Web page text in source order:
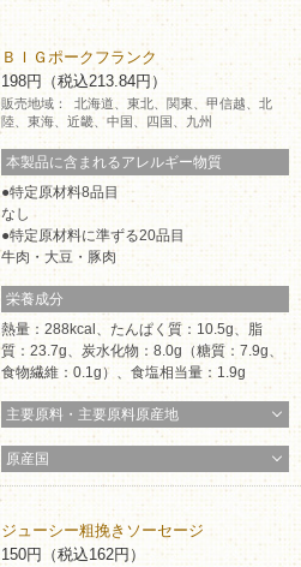
ＢＩＧポークフランク
198円（税込213.84円）
販売地域：
北海道、東北、関東、甲信越、北
陸、東海、近畿、中国、四国、九州
本製品に含まれるアレルギー物質
特定原材料8品目
なし
特定原材料に準ずる20品目
牛肉・大豆・豚肉
栄養成分
熱量：288kcal、たんぱく質：10.5g、脂
質：23.7g、炭水化物：8.0g（糖質：7.9g、
食物繊維：0.1g）、食塩相当量：1.9g
主要原料・主要原料原産地
原産国
ジューシー粗挽きソーセージ
150円（税込162円）